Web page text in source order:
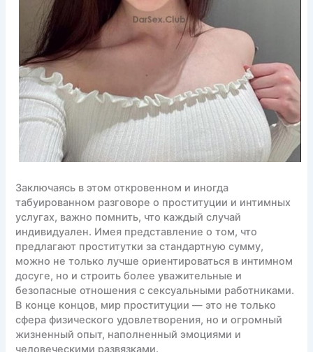
Заключаясь в этом откровенном и иногда
табуированном разговоре о проституции и интимных
услугах, важно помнить, что каждый случай
индивидуален. Имея представление о том, что
предлагают проститутки за стандартную сумму,
можно не только лучше ориентироваться в интимном
досуге, но и строить более уважительные и
безопасные отношения с сексуальными работниками.
В конце концов, мир проституции — это не только
сфера физического удовлетворения, но и огромный
жизненный опыт, наполненный эмоциями и
человеческими развязками.